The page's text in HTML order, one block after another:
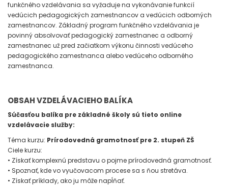
funkčného vzdelávania sa vyžaduje na vykonávanie funkcií
vedúcich pedagogických zamestnancov a vedúcich odborných
zamestnancov. Základný program funkčného vzdelávania je
povinný absolvovať pedagogický zamestnanec a odborný
zamestnanec už pred začiatkom výkonu činnosti vedúceho
pedagogického zamestnanca alebo vedúceho odborného
zamestnanca.
OBSAH VZDELÁVACIEHO BALÍKA
Súčasťou balíka pre základné školy sú tieto online
vzdelávacie služby:
Téma kurzu: Prírodovedná gramotnosť pre 2. stupeň ZŠ
Ciele kurzu:
• Získať komplexnú predstavu o pojme prírodovedná gramotnosť.
• Spoznať, kde vo vyučovacom procese sa s ňou stretáva.
• Získať príklady, ako ju môže napĺňať.